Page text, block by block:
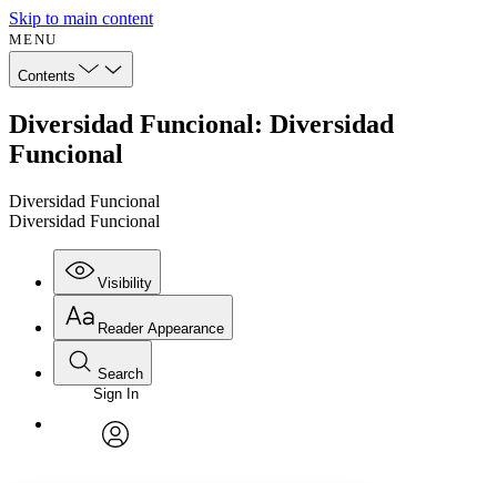
Skip to main content
MENU
Contents
Diversidad Funcional: Diversidad
Funcional
Diversidad Funcional
Diversidad Funcional
Visibility
Annotations
Reader Appearance
Font
Font style
Search
Enter search criteria
Search within:
Sign In